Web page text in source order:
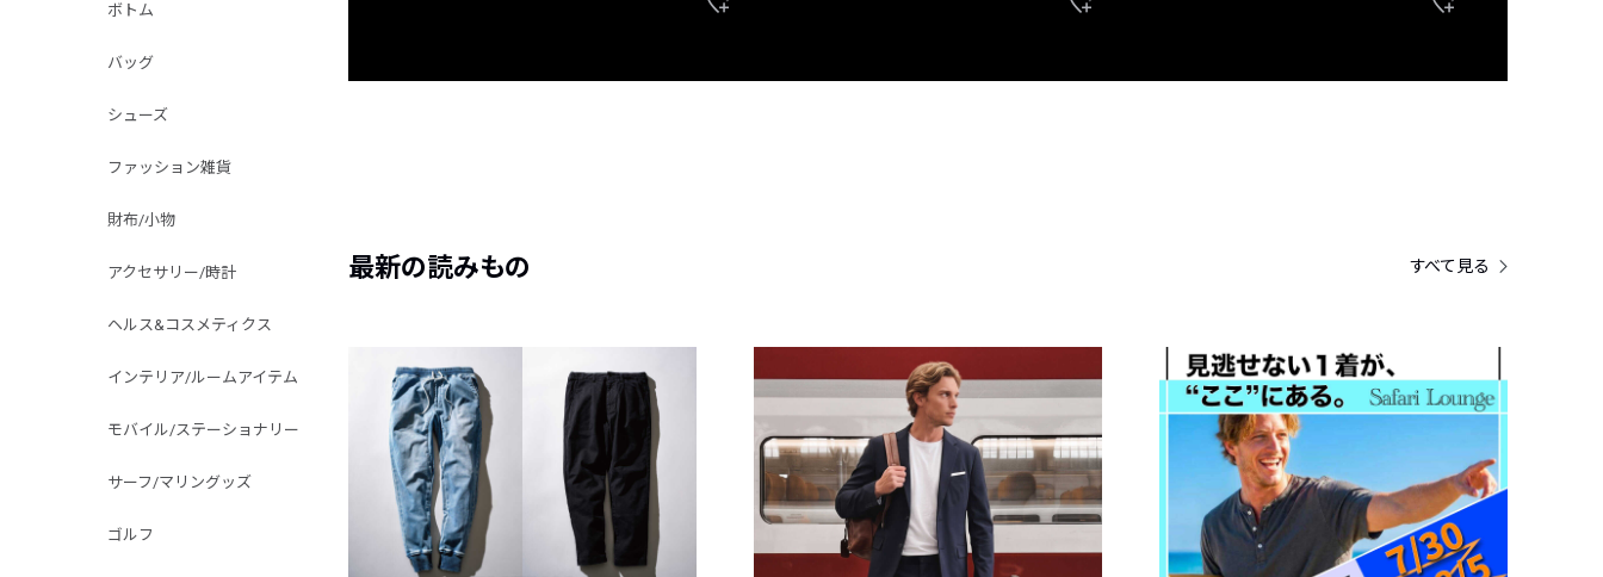
ボトム
バッグ
シューズ
ファッション雑貨
財布/小物
アクセサリー/時計
ヘルス&コスメティクス
インテリア/ルームアイテム
モバイル/ステーショナリー
サーフ/マリングッズ
ゴルフ
最新の読みもの すべて見る